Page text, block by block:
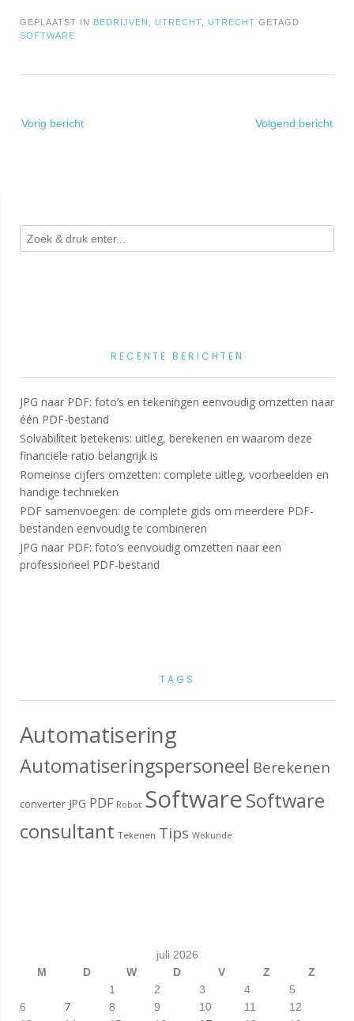
GEPLAATST IN BEDRIJVEN , UTRECHT, UTRECHT GETAGD
SOFTWARE
navigatie
Vorig bericht Volgend bericht
RECENTE BERICHTEN
JPG naar PDF: foto’s en tekeningen eenvoudig omzetten naar
één PDF-bestand
Solvabiliteit betekenis: uitleg, berekenen en waarom deze
financiële ratio belangrijk is
Romeinse cijfers omzetten: complete uitleg, voorbeelden en
handige technieken
PDF samenvoegen: de complete gids om meerdere PDF-
bestanden eenvoudig te combineren
JPG naar PDF: foto’s eenvoudig omzetten naar een
professioneel PDF-bestand
TAGS
Automatisering
Automatiseringspersoneel Berekenen
converter JPG PDF Robot SoftwareSoftware
consultant Tekenen Tips Wiskunde
juli 2026
M
D W D V Z
Z
1
2 3 4
5
6
7 8 9 10 11
12